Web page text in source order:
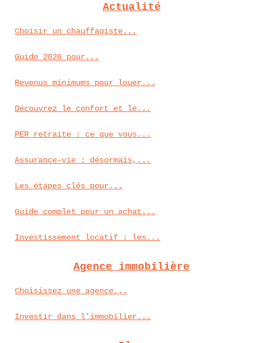
Actualité
Choisir un chauffagiste...
Guide 2026 pour...
Revenus minimums pour louer...
Découvrez le confort et le...
PER retraite : ce que vous...
Assurance-vie : désormais,...
Les étapes clés pour...
Guide complet pour un achat...
Investissement locatif : les...
Agence immobilière
Choisissez une agence...
Investir dans l'immobilier...